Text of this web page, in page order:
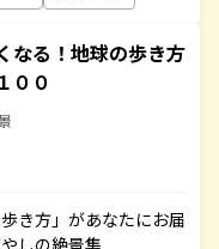
なる！地球の歩き方
００
き方」があなたにお届
しの絶景集